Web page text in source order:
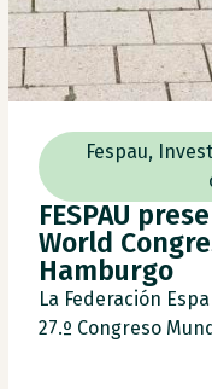
Fespau,
FESPAU
World
Hamburgo
La Federación
27.º Congreso